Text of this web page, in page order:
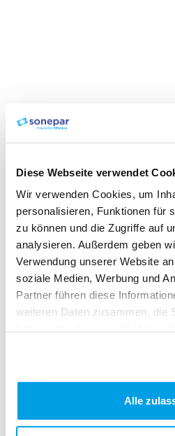
Diese Webseite verwendet
Wir verwenden Cookies, um
personalisieren, Funktionen für
zu können und die Zugriffe auf
analysieren. Außerdem geben
Verwendung unserer Website
soziale Medien, Werbung und
Partner führen diese
weiteren Daten zusammen, die
Alle